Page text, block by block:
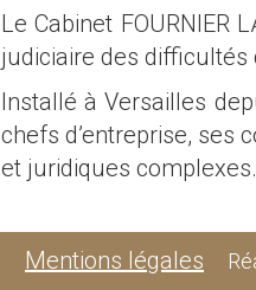
Le Cabinet FOURNIER
judiciaire des difficultés
Installé à Versailles
chefs d’entreprise, ses
et juridiques complexes.
Mentions légales